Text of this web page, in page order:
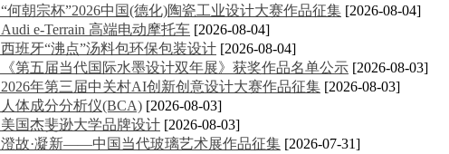
“何朝宗杯”2026中国(德化)陶瓷工业设计大赛作品征集 [2026-08-04]
Audi e-Terrain 高端电动摩托车 [2026-08-04]
西班牙“沸点”汤料包环保包装设计 [2026-08-04]
《第五届当代国际水墨设计双年展》获奖作品名单公示 [2026-08-03]
2026年第三届中关村AI创新创意设计大赛作品征集 [2026-08-03]
人体成分分析仪(BCA) [2026-08-03]
美国杰斐逊大学品牌设计 [2026-08-03]
澄故·凝新——中国当代玻璃艺术展作品征集 [2026-07-31]